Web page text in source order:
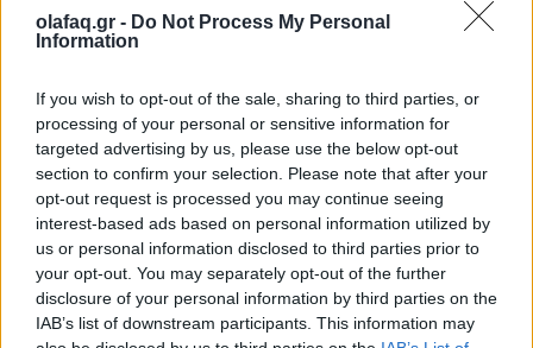
olafaq.gr - Do Not Process My Personal
Information
If you wish to opt-out of the sale, sharing to third parties, or
processing of your personal or sensitive information for
targeted advertising by us, please use the below opt-out
section to confirm your selection. Please note that after your
opt-out request is processed you may continue seeing
interest-based ads based on personal information utilized by
us or personal information disclosed to third parties prior to
your opt-out. You may separately opt-out of the further
disclosure of your personal information by third parties on the
IAB’s list of downstream participants. This information may
Πηγή: ΑΠΕ
Ακολουθήστε το OLAFAQ
στο Google News